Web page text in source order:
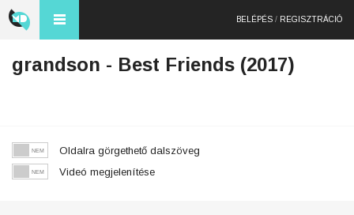
BELÉPÉS / REGISZTRÁCIÓ
grandson - Best Friends (2017)
Oldalra görgethető dalszöveg
Videó megjelenítése